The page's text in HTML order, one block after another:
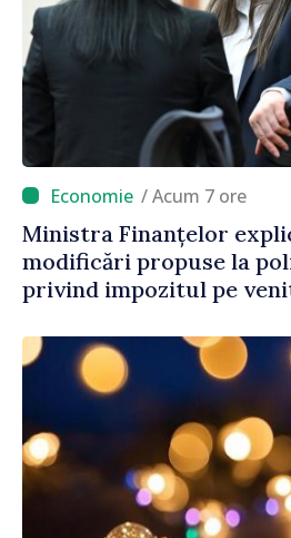
/ Acum 7 ore
Ministra Finanțelor
modificări propuse la
privind impozitul pe